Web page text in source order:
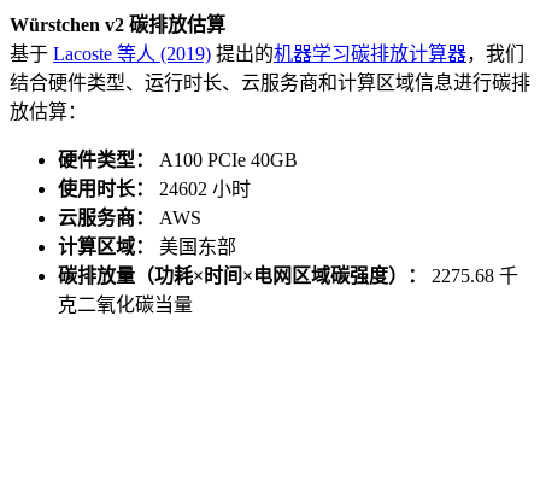
Würstchen v2 碳排放估算
基于 Lacoste 等人 (2019) 提出的机器学习碳排放计算器，我们
结合硬件类型、运行时长、云服务商和计算区域信息进行碳排
放估算：
硬件类型：
A100 PCIe 40GB
使用时长：
24602 小时
云服务商：
AWS
计算区域：
美国东部
碳排放量（功耗×时间×电网区域碳强度）：
2275.68 千
克二氧化碳当量